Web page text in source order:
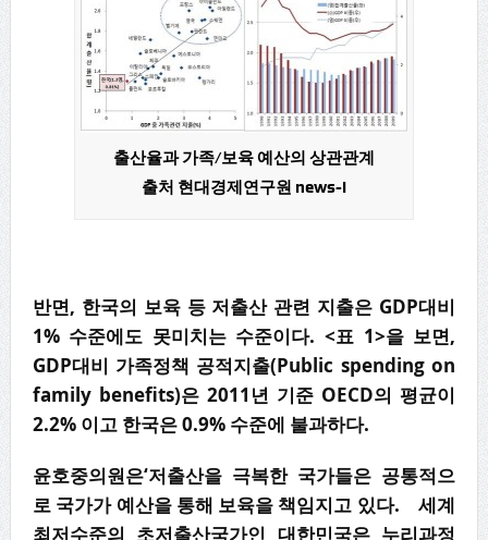
출산율과 가족/보육 예산의 상관관계
출처 현대경제연구원 news-i
반면, 한국의 보육 등 저출산 관련 지출은 GDP대비
1% 수준에도 못미치는 수준이다. <표 1>을 보면,
GDP대비 가족정책 공적지출(Public spending on
family benefits)은 2011년 기준 OECD의 평균이
2.2% 이고 한국은 0.9% 수준에 불과하다.
윤호중의원은‘저출산을 극복한 국가들은 공통적으
로 국가가 예산을 통해 보육을 책임지고 있다. 세계
최저수준의 초저출산국가인 대한민국은 누리과정